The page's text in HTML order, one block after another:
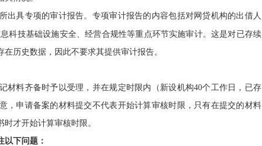
出具专项的审计报告。专项审计报告的内容包括对网贷机构的出借人
科技基础设施安全、经营合规性等重点环节实施审计。这是对已存续
历史数据，因此不要求其提供审计报告。
材料齐备时予以受理，并在规定时限内（新设机构40个工作日，已存
，申请备案的材料提交不代表开始计算审核时限，只有在提交的材料
才开始计算审核时限。
以下问题：